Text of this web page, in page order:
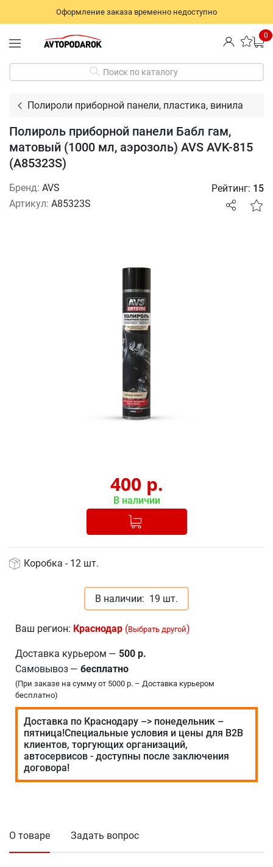
Оформление заказа временно недоступно
0
Поиск по каталогу
Полироли приборной панели, пластика, винила
Полироль приборной панели Бабл гам,
матовый (1000 мл, аэрозоль) AVS AVK-815
(А85323S)
Бренд: AVS
Артикул: A85323S
Рейтинг: 15
400 р.
В наличии
Добавлено в корзину
Коробка - 12 шт.
В наличии: 19 шт.
Ваш регион: Краснодар (Выбрать другой)
Доставка курьером — 500 р.
Самовывоз — бесплатно
(При заказе на сумму от 5000 р. – Доставка курьером
бесплатно)
Доставка по Краснодару –> понедельник –
пятница!Специальные условия и цены для В2В
клиентов, торгующих организаций,
автосервисов - доступны после заключения
договора!
О товаре Задать вопрос